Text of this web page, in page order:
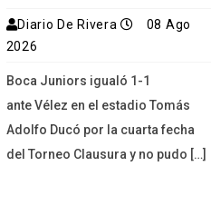
Diario De Rivera
08 Ago
2026
Boca Juniors igualó 1-1
ante Vélez en el estadio Tomás
Adolfo Ducó por la cuarta fecha
del Torneo Clausura y no pudo […]